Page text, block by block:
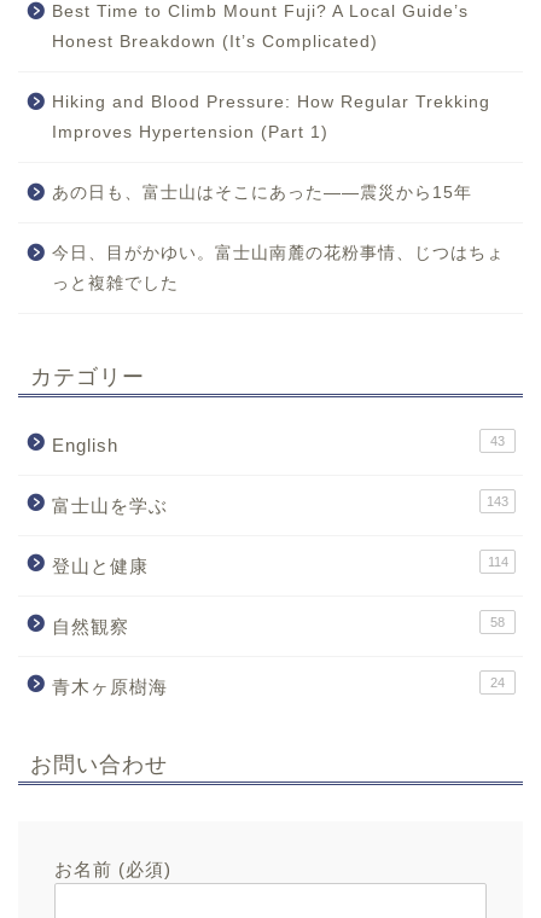
Best Time to Climb Mount Fuji? A Local Guide’s
Honest Breakdown (It’s Complicated)
Hiking and Blood Pressure: How Regular Trekking
Improves Hypertension (Part 1)
あの日も、富士山はそこにあった——震災から15年
今日、目がかゆい。富士山南麓の花粉事情、じつはちょ
っと複雑でした
カテゴリー
English 43
富士山を学ぶ 143
登山と健康 114
自然観察 58
青木ヶ原樹海 24
お問い合わせ
お名前 (必須)